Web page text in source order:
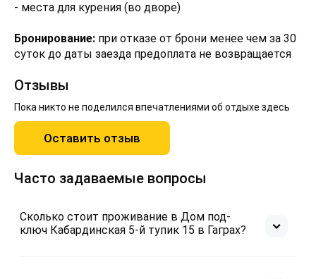
- места для курения (во дворе)
Бронирование: при отказе от брони менее чем за 30
суток до даты заезда предоплата не возвращается
Отзывы
Пока никто не поделился впечатлениями об отдыхе здесь
Оставить отзыв
Часто задаваемые вопросы
Сколько стоит проживание в Дом под-
ключ Кабардинская 5-й тупик 15 в Гаграх?